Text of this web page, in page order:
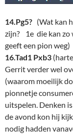
14.Pg5? (Wat kan
zijn? 1e die kan
geeft een pion weg)
16.Tad1 Pxb3
Gerrit verder wel
(waarom moeilijk
pionnetje
uitspelen. Denken
de avond kon hij
nodig hadden